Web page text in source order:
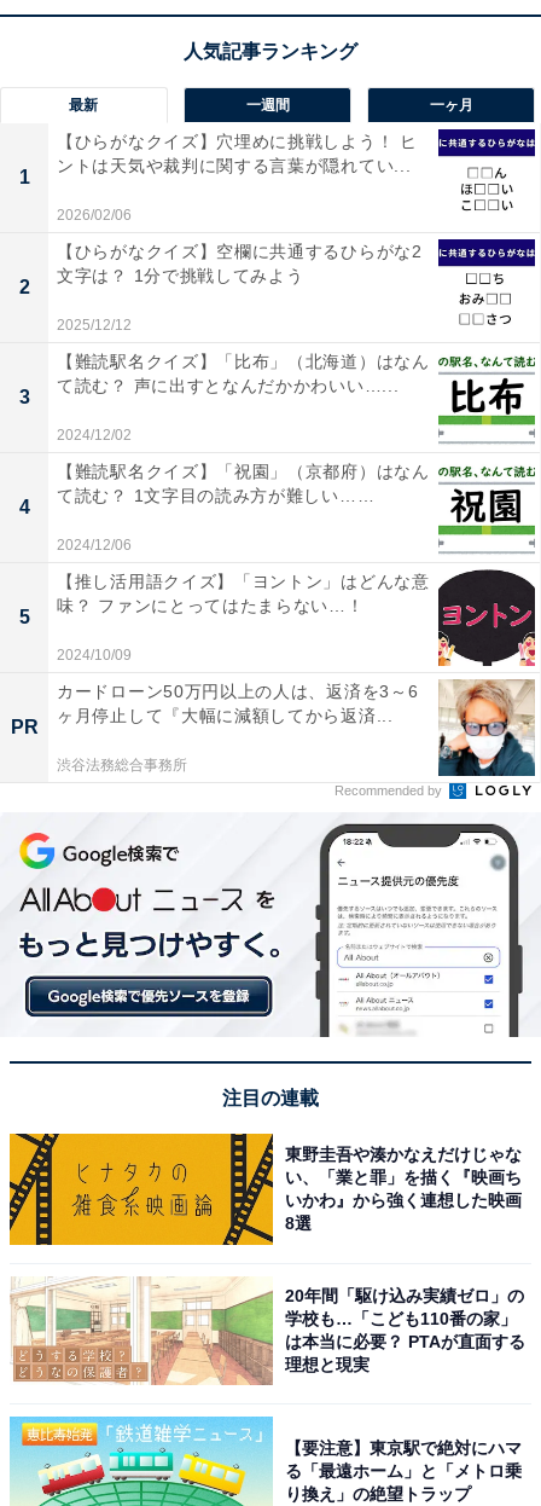
最新 一週間 一ヶ月
1
【ひらがなクイズ】穴埋めに挑戦しよう！ ヒ
ントは天気や裁判に関する言葉が隠れてい...
2026/02/06
2
【ひらがなクイズ】空欄に共通するひらがな2
文字は？ 1分で挑戦してみよう
2025/12/12
3
【難読駅名クイズ】「比布」（北海道）はなん
て読む？ 声に出すとなんだかかわいい…...
2024/12/02
4
【難読駅名クイズ】「祝園」（京都府）はなん
て読む？ 1文字目の読み方が難しい……
2024/12/06
5
【推し活用語クイズ】「ヨントン」はどんな意
味？ ファンにとってはたまらない…！
2024/10/09
PR
カードローン50万円以上の人は、返済を3～6
ヶ月停止して『大幅に減額してから返済...
渋谷法務総合事務所
Recommended by
注目の連載
東野圭吾や湊かなえだけじゃな
い、「業と罪」を描く『映画ち
いかわ』から強く連想した映画
8選
20年間「駆け込み実績ゼロ」の
学校も…「こども110番の家」
は本当に必要？ PTAが直面する
理想と現実
【要注意】東京駅で絶対にハマ
る「最遠ホーム」と「メトロ乗
り換え」の絶望トラップ